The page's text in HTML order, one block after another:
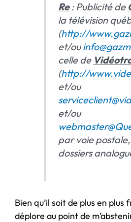
Re: Publicité de
la télévision
(http://
et/ou
celle de
(http://
et/ou
et/ou
par voie
dossiers
Bien qu’il soit de plus en
déplore au point de